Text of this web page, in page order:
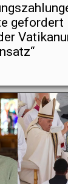
gefordert